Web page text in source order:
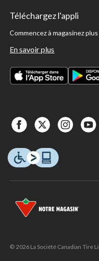
Téléchargez l'appli
Commencez à magasinez
En savoir plus
© 2026 La Société Canadian Tire